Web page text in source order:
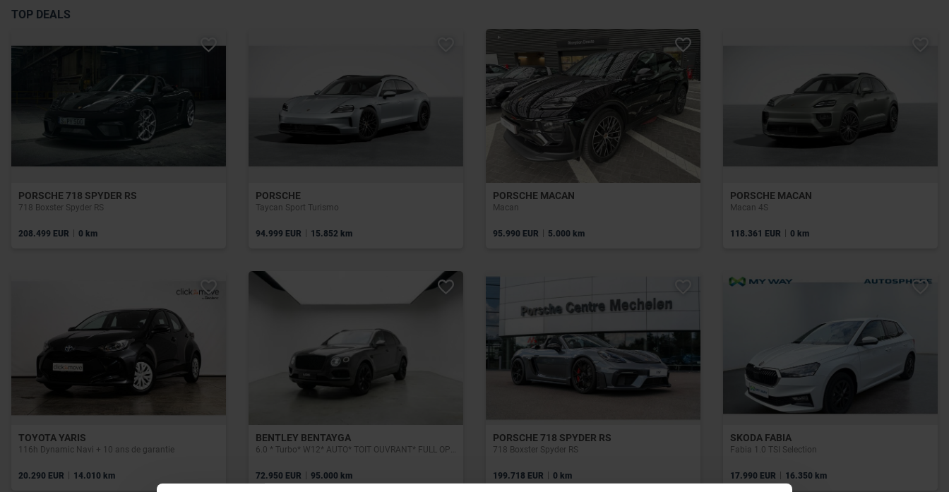
TOP DEALS
PORSCHE 718 SPYDER RS
718 Boxster Spyder RS
208.499 EUR | 0 km
PORSCHE
Taycan Sport Turismo
94.999 EUR | 15.852 km
PORSCHE MACAN
Macan
95.990 EUR | 5.000 km
PORSCHE MACAN
Macan 4S
118.361 EUR | 0 km
TOYOTA YARIS
116h Dynamic Navi + 10 ans de garantie
20.290 EUR | 14.010 km
BENTLEY BENTAYGA
72.950 EUR | 95.000 km
PORSCHE 718 SPYDER RS
718 Boxster Spyder RS
199.718 EUR | 0 km
SKODA FABIA
Fabia 1.0 TSI Selection
17.990 EUR | 16.350 km